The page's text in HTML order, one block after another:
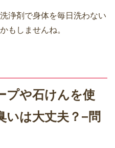
浄剤で身体を毎日洗わない
もしませんね。
プや石けんを使
いは大丈夫？−問